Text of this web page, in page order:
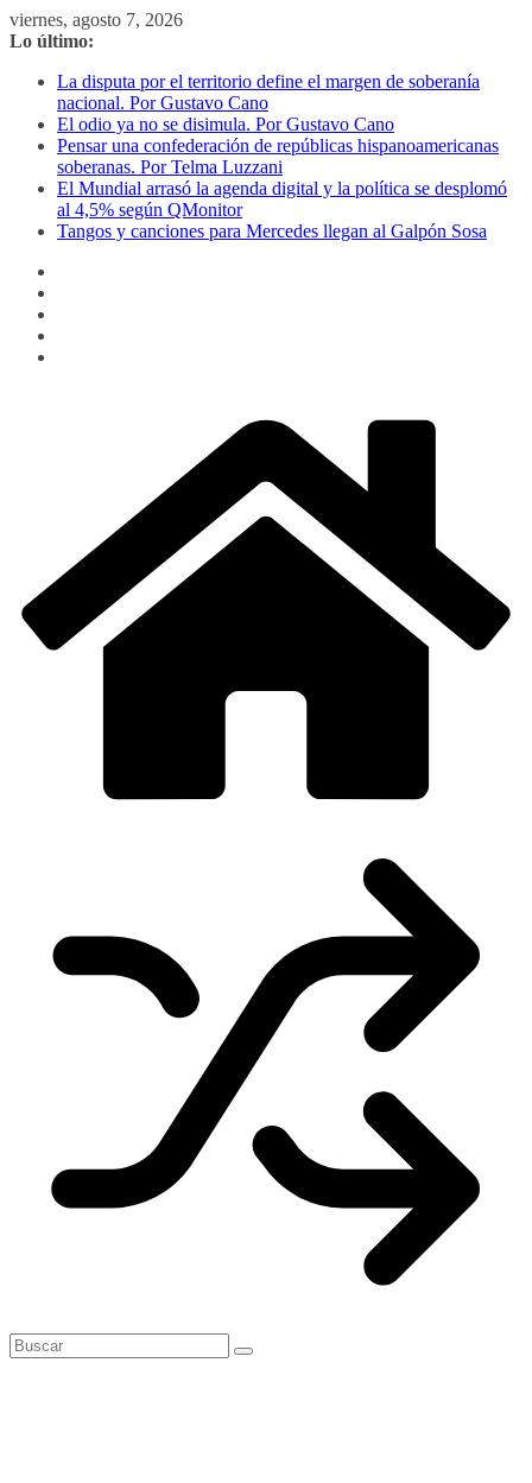
Saltar
al
viernes, agosto 7, 2026
Lo último:
La disputa por el territorio define el margen de soberanía
nacional. Por Gustavo Cano
El odio ya no se disimula. Por Gustavo Cano
Pensar una confederación de repúblicas hispanoamericanas
soberanas. Por Telma Luzzani
El Mundial arrasó la agenda digital y la política se desplomó
al 4,5% según QMonitor
Tangos y canciones para Mercedes llegan al Galpón Sosa